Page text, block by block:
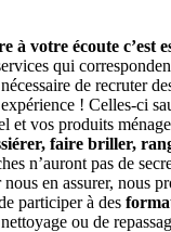
à votre écoute c’est
qui
de recruter
! Celles-ci
et vos produits
faire briller,
n’auront pas de
en assurer, nous
participer à des
ou de